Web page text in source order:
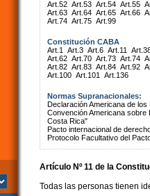
Art.52 Art.53 Art.54 Art.55
Art.63 Art.64 Art.65 Art.66
Art.74 Art.75 Art.99
Constitución CABA
Art.1
Art.3 Art.6 Art.11
Art.62 Art.70 Art.73 Art.74
Art.82 Art.83 Art.84 Art.92
Art.100 Art.101 Art.136
Normas Supranacionales:
Declaración Americana de
Convención Americana
Costa Rica"
Pacto internacional de
Protocolo Facultativo del
Artículo Nº 11 de la
Todas las personas tienen